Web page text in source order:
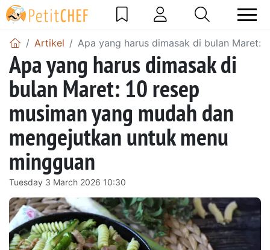
Artikel Apa yang harus dimasak di bulan Maret:
Apa yang harus dimasak di
bulan Maret: 10 resep
musiman yang mudah dan
mengejutkan untuk menu
mingguan
Tuesday 3 March 2026 10:30